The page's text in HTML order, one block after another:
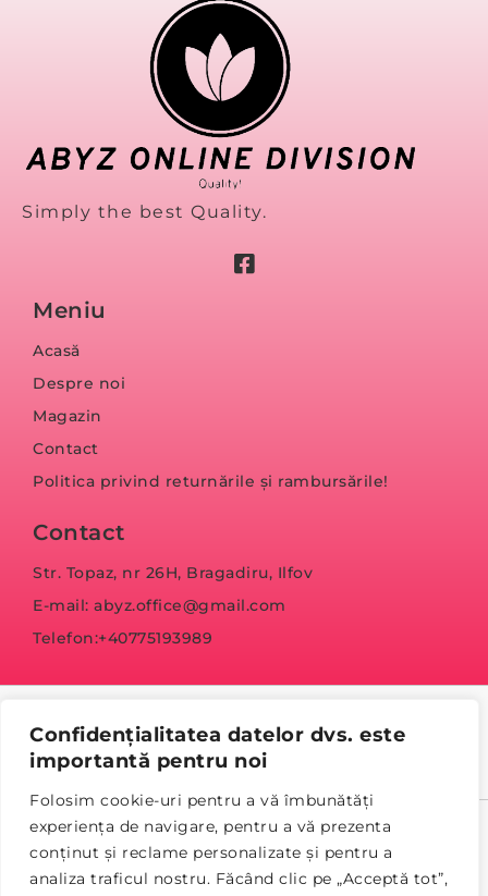
Confidențialitatea datelor dvs. este
importantă pentru noi
Folosim cookie-uri pentru a vă îmbunătăți
experiența de navigare, pentru a vă prezenta
conținut și reclame personalizate și pentru a
analiza traficul nostru. Făcând clic pe „Acceptă tot”,
Simply the best Quality.
Meniu
Acasă
Despre noi
Magazin
Contact
Politica privind returnările și rambursările!
Contact
Str. Topaz, nr 26H, Bragadiru, Ilfov
E-mail: abyz.office@gmail.com
Telefon:+40775193989
© Copyright 2023 abyz.ro
Politica de confidențialitateTermeni și condiții